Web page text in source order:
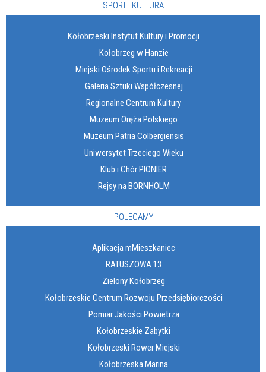
SPORT I KULTURA
Kołobrzeski Instytut Kultury i Promocji
Kołobrzeg w Hanzie
Miejski Ośrodek Sportu i Rekreacji
Galeria Sztuki Współczesnej
Regionalne Centrum Kultury
Muzeum Oręża Polskiego
Muzeum Patria Colbergiensis
Uniwersytet Trzeciego Wieku
Klub i Chór PIONIER
Rejsy na BORNHOLM
POLECAMY
Aplikacja mMieszkaniec
RATUSZOWA 13
Zielony Kołobrzeg
Kołobrzeskie Centrum Rozwoju Przedsiębiorczości
Pomiar Jakości Powietrza
Kołobrzeskie Zabytki
Kołobrzeski Rower Miejski
Kołobrzeska Marina